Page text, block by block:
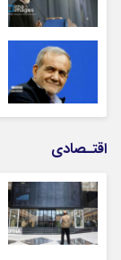
اقتـصادی